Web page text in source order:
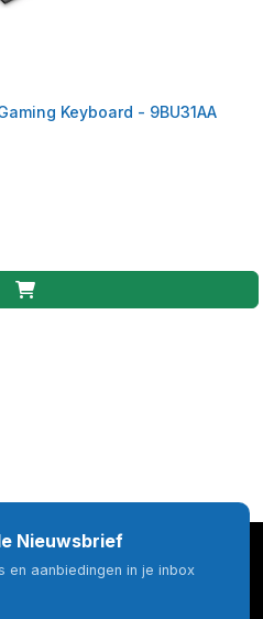
Keyboard - 9BU31AA
Nieuwsbrief
en aanbiedingen in je inbox